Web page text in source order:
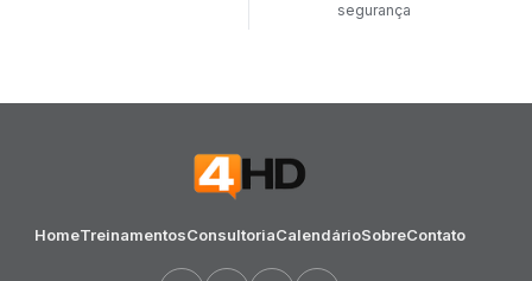
segurança
HomeTreinamentosConsultoriaCalendárioSobreContato